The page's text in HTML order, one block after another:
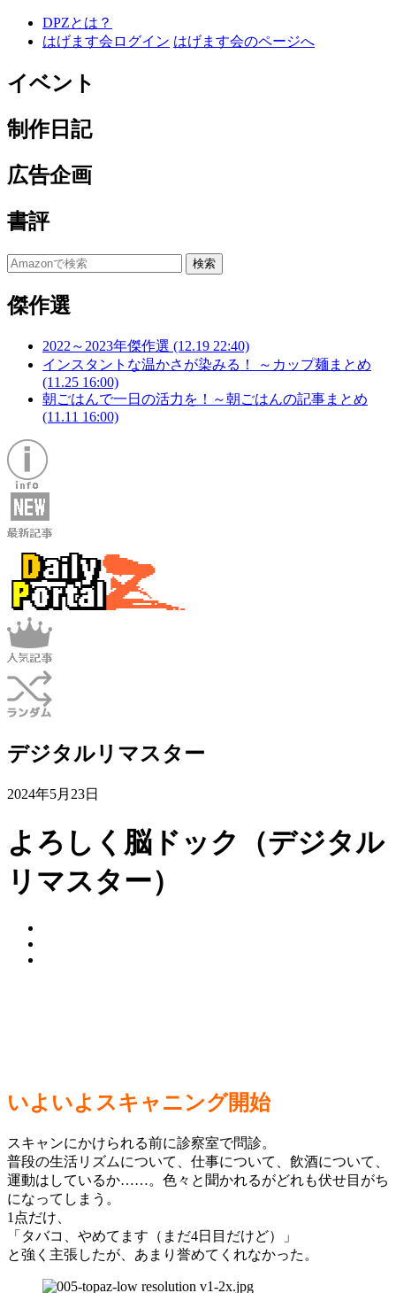
DPZとは？
はげます会ログイン はげます会のページへ
イベント
制作日記
広告企画
書評
傑作選
2022～2023年傑作選 (12.19 22:40)
インスタントな温かさが染みる！ ～カップ麺まとめ
(11.25 16:00)
朝ごはんで一日の活力を！～朝ごはんの記事まとめ
(11.11 16:00)
デジタルリマスター
2024年5月23日
よろしく脳ドック（デジタル
リマスター）
いよいよスキャニング開始
スキャンにかけられる前に診察室で問診。
普段の生活リズムについて、仕事について、飲酒について、
運動はしているか……。色々と聞かれるがどれも伏せ目がち
になってしまう。
1点だけ、
「タバコ、やめてます（まだ4日目だけど）」
と強く主張したが、あまり誉めてくれなかった。